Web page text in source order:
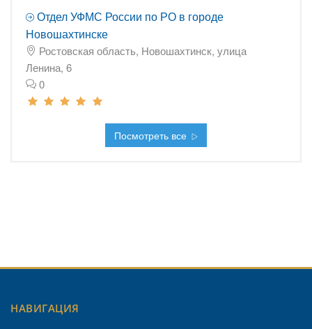
Отдел УФМС России по РО в городе
Новошахтинске
Ростовская область, Новошахтинск, улица
Ленина, 6
0
Посмотреть все
НАВИГАЦИЯ